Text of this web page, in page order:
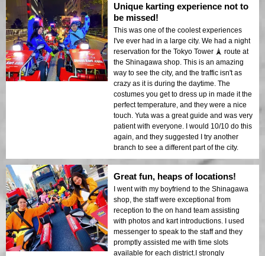
Unique karting experience not to
be missed!
This was one of the coolest experiences
I've ever had in a large city. We had a night
reservation for the Tokyo Tower 🗼 route at
the Shinagawa shop. This is an amazing
way to see the city, and the traffic isn't as
crazy as it is during the daytime. The
costumes you get to dress up in made it the
perfect temperature, and they were a nice
touch. Yuta was a great guide and was very
patient with everyone. I would 10/10 do this
again, and they suggested I try another
branch to see a different part of the city.
Great fun, heaps of locations!
I went with my boyfriend to the Shinagawa
shop, the staff were exceptional from
reception to the on hand team assisting
with photos and kart introductions. I used
messenger to speak to the staff and they
promptly assisted me with time slots
available for each district.I strongly